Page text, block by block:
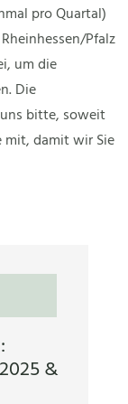
pro Quartal)
Pfalz
um die
Die
bitte, soweit
mit, damit wir Sie
&